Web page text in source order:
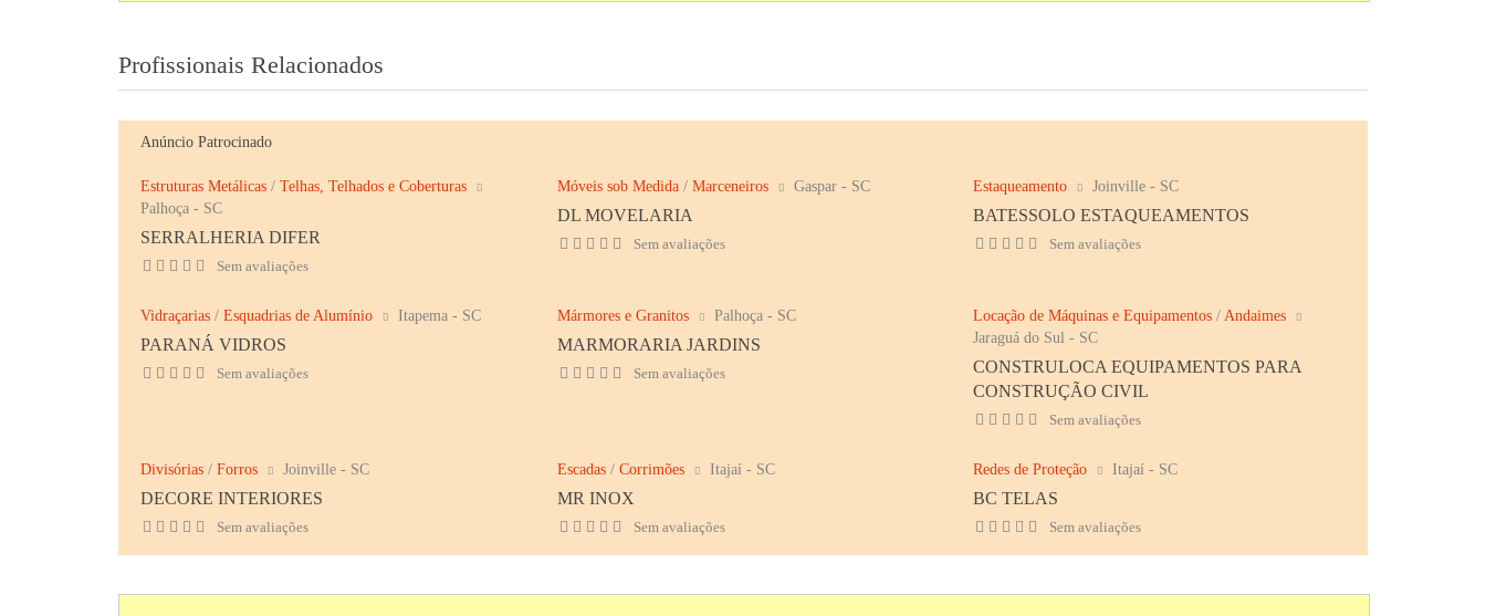
Profissionais Relacionados
Anúncio Patrocinado
Estruturas Metálicas / Telhas, Telhados e Coberturas
Palhoça - SC
SERRALHERIA DIFER
Sem avaliações
Móveis sob Medida/ Marceneiros Gaspar - SC
DL MOVELARIA
Sem avaliações
Estaqueamento Joinville - SC
BATESSOLO ESTAQUEAMENTOS
Sem avaliações
Vidraçarias / Esquadrias de Alumínio Itapema - SC
PARANÁ VIDROS
Sem avaliações
Mármores e Granitos Palhoça - SC
MARMORARIA JARDINS
Sem avaliações
Locação de Máquinas e Equipamentos /Andaimes
Jaraguá do Sul - SC
CONSTRULOCA EQUIPAMENTOS PARA
CONSTRUÇÃO CIVIL
Sem avaliações
Divisórias / Forros Joinville - SC
DECORE INTERIORES
Sem avaliações
Escadas/ Corrimões Itajaí - SC
MR INOX
Sem avaliações
Redes de Proteção Itajaí - SC
BC TELAS
Sem avaliações